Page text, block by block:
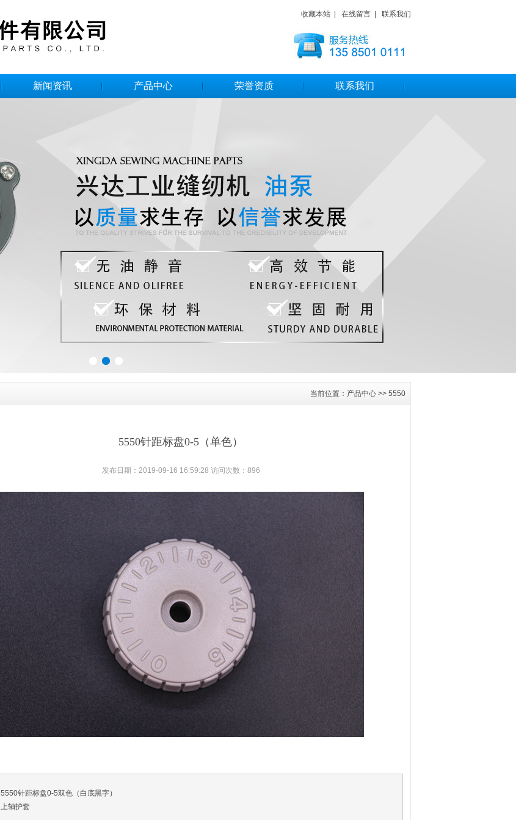
收藏本站 在线留言 联系我们
新闻资讯 产品中心 荣誉资质 联系我们
当前位置： 产品中心 >> 5550
5550针距标盘0-5（单色）
发布日期：2019-09-16 16:59:28 访问次数：896
5550针距标盘0-5双色（白底黑字）
上轴护套